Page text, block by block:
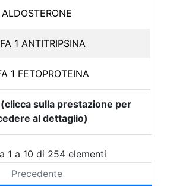
ALDOSTERONE
1 ANTITRIPSINA
1 FETOPROTEINA
sulla prestazione per
al dettaglio)
1 a 10 di 254 elementi
Precedente